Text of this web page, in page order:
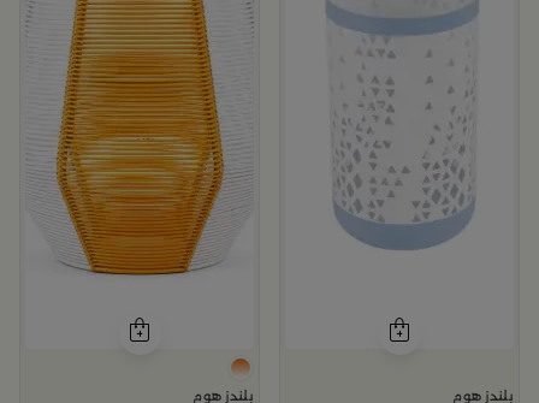
بلندز هوم بلندز هوم